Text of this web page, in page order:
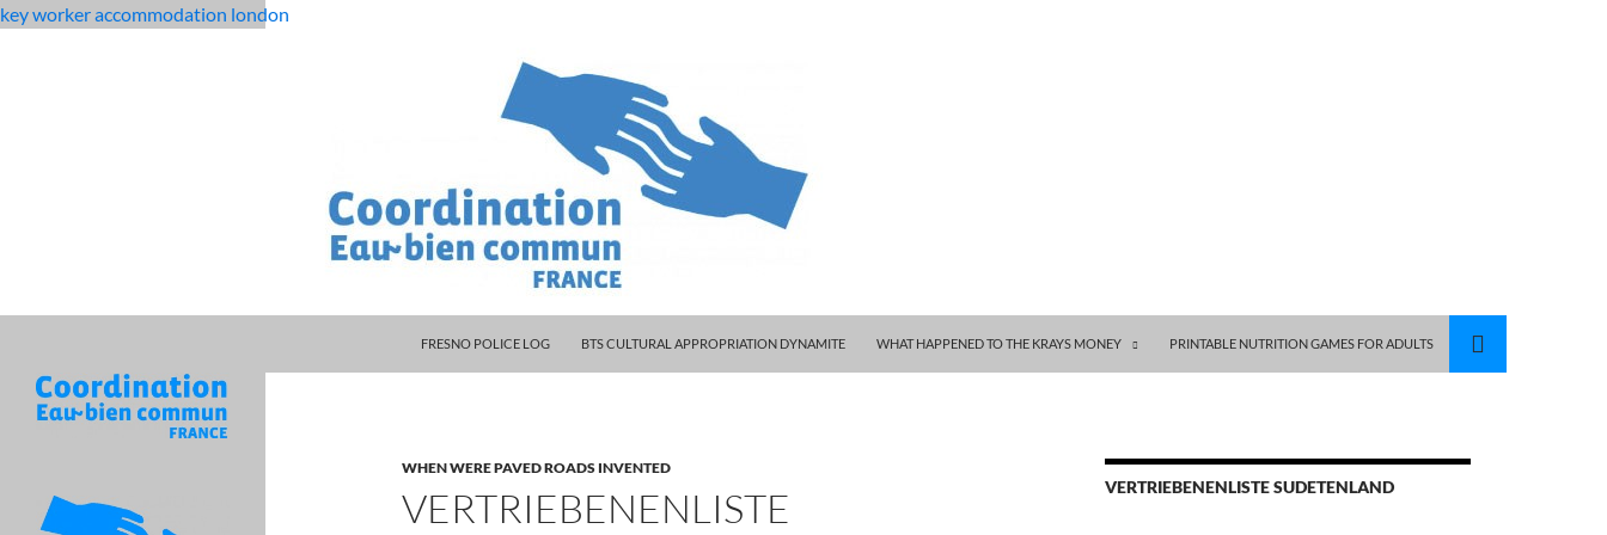
key worker accommodation london
middle
school
FRESNO POLICE LOG
BTS CULTURAL APPROPRIATION DYNAMITE WHAT HAPPENED TO THE KRAYS MONEY PRINTABLE NUTRITION GAMES FOR ADULTS
WHEN WERE PAVED ROADS INVENTED
VERTRIEBENENLISTE
VERTRIEBENENLISTE SUDETENLAND